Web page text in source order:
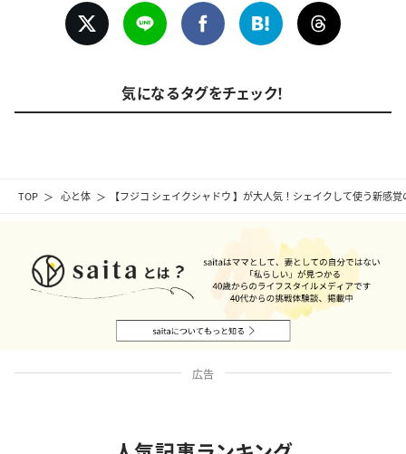
TOP 心と体 【フジコ シェイクシャドウ 】が大人気！シェイクして使う新感
気になるタグをチェック！
広告